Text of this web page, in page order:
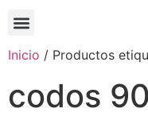
Inicio / Productos
codos